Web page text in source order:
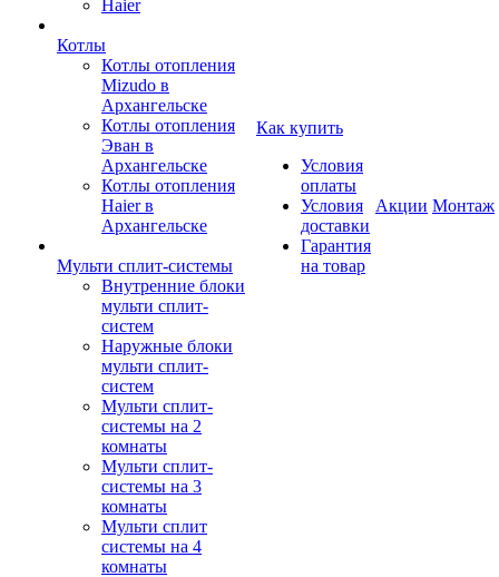
Haier
Котлы
Котлы отопления
Mizudo в
Архангельске
Котлы отопления
Эван в
Архангельске
Котлы отопления
Haier в
Архангельске
Мульти сплит-системы
Внутренние блоки
мульти сплит-
систем
Наружные блоки
мульти сплит-
систем
Мульти сплит-
системы на 2
комнаты
Мульти сплит-
системы на 3
комнаты
Мульти сплит
системы на 4
комнаты
Как купить
Условия
оплаты
Условия
доставки
Гарантия
на товар
Акции Монтаж